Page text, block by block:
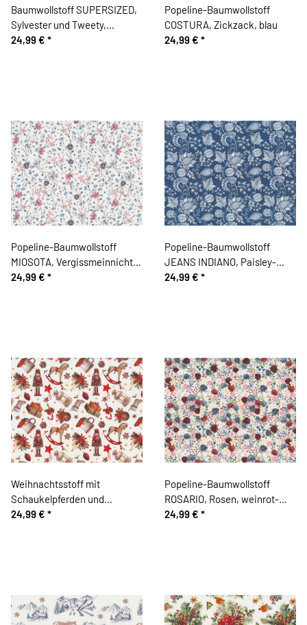
Baumwollstoff SUPERSIZED,
Sylvester und Tweety,
schwarz-weiß
24,99 € *
Popeline-Baumwollstoff
COSTURA, Zickzack, blau
24,99 € *
Popeline-Baumwollstoff
MIOSOTA, Vergissmeinnicht,
hellblau
24,99 € *
Popeline-Baumwollstoff
JEANS INDIANO, Paisley-
Blüten, blau
24,99 € *
Weihnachtsstoff mit
Schaukelpferden und
Nussknackern
24,99 € *
Popeline-Baumwollstoff
ROSARIO, Rosen, weinrot-
blau
24,99 € *